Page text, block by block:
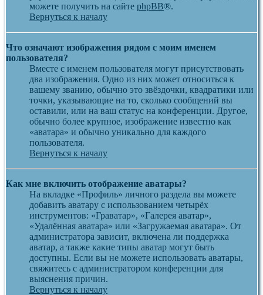
можете получить на сайте phpBB®.
Вернуться к началу
Что означают изображения рядом с моим именем
пользователя?
Вместе с именем пользователя могут присутствовать
два изображения. Одно из них может относиться к
вашему званию, обычно это звёздочки, квадратики или
точки, указывающие на то, сколько сообщений вы
оставили, или на ваш статус на конференции. Другое,
обычно более крупное, изображение известно как
«аватара» и обычно уникально для каждого
пользователя.
Вернуться к началу
Как мне включить отображение аватары?
На вкладке «Профиль» личного раздела вы можете
добавить аватару с использованием четырёх
инструментов: «Граватар», «Галерея аватар»,
«Удалённая аватара» или «Загружаемая аватара». От
администратора зависит, включена ли поддержка
аватар, а также какие типы аватар могут быть
доступны. Если вы не можете использовать аватары,
свяжитесь с администратором конференции для
выяснения причин.
Вернуться к началу